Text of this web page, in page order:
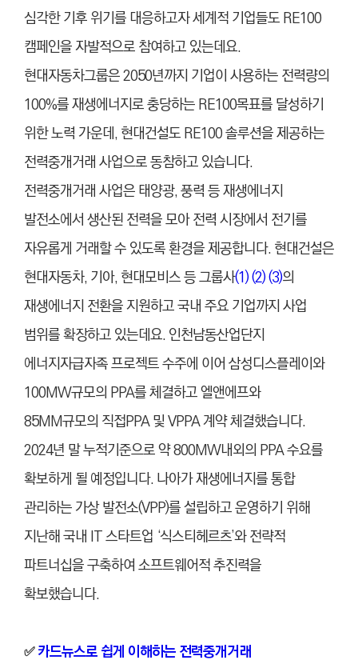
심각한 기후 위기를 대응하고자 세계적 기업들도 RE100
캠페인을 자발적으로 참여하고 있는데요.
현대자동차그룹은 2050년까지 기업이 사용하는 전력량의
100%를 재생에너지로 충당하는 RE100목표를 달성하기
위한 노력 가운데, 현대건설도 RE100 솔루션을 제공하는
전력중개거래 사업으로 동참하고 있습니다.
전력중개거래 사업은 태양광, 풍력 등 재생에너지
발전소에서 생산된 전력을 모아 전력 시장에서 전기를
자유롭게 거래할 수 있도록 환경을 제공합니다. 현대건설은
현대자동차, 기아, 현대모비스 등 그룹사(1)(2)(3)의
재생에너지 전환을 지원하고 국내 주요 기업까지 사업
범위를 확장하고 있는데요. 인천남동산업단지
에너지자급자족 프로젝트 수주에 이어 삼성디스플레이와
100MW규모의 PPA를 체결하고 엘앤에프와
85MM규모의 직접PPA 및 VPPA 계약 체결했습니다.
2024년 말 누적기준으로 약 800MW내외의 PPA 수요를
확보하게 될 예정입니다. 나아가 재생에너지를 통합
관리하는 가상 발전소(VPP)를 설립하고 운영하기 위해
지난해 국내 IT 스타트업 ‘식스티헤르츠’와 전략적
파트너십을 구축하여 소프트웨어적 추진력을
확보했습니다.
✅카드뉴스로 쉽게 이해하는 전력중개거래